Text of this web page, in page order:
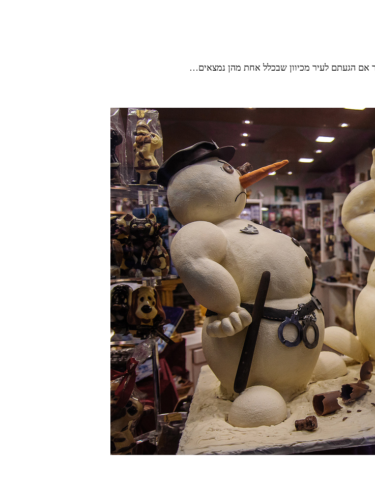
אם הגעתם לעיר מכיוון שבכלל אחת מהן נמצאים…